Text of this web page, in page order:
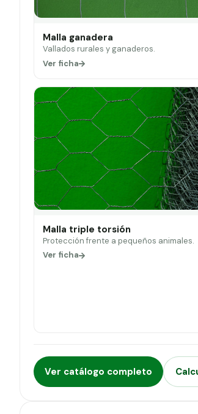
Malla ganadera
Vallados rurales y ganaderos.
Ver ficha
Malla triple torsión
Protección frente a pequeños animales.
Ver ficha
Ver catálogo completo